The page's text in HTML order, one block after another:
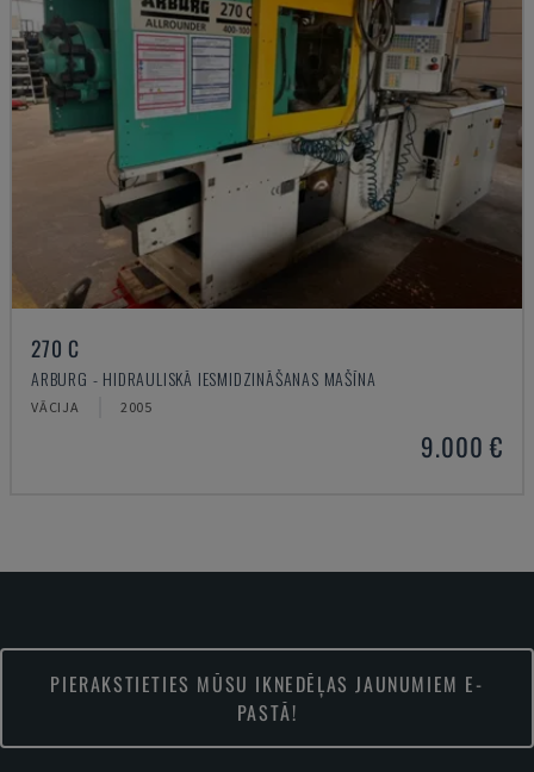
270 C
ARBURG - HIDRAULISKĀ IESMIDZINĀŠANAS MAŠĪNA
VĀCIJA 2005
9.000 €
PIERAKSTIETIES MŪSU IKNEDĒĻAS JAUNUMIEM E-
PASTĀ!